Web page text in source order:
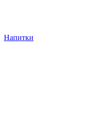
Напитки